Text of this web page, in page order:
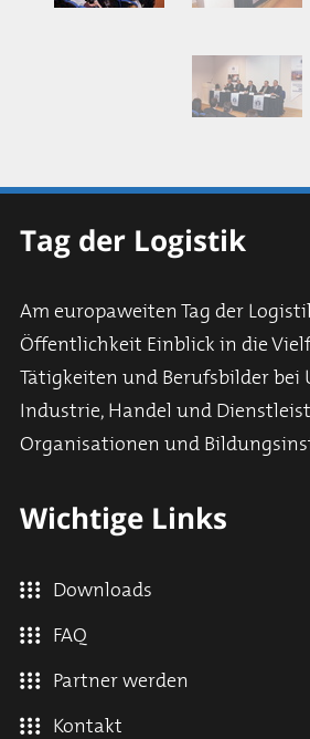
Tag der Logistik
Am europaweiten Tag der
Öffentlichkeit Einblick in die
Tätigkeiten und Berufsbilder bei
Industrie, Handel und
Organisationen und
Wichtige Links
Downloads
FAQ
Partner werden
Kontakt